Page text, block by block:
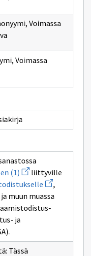
, Voimassa
, Voimassa
(1) Avaa
uuden
ikkunan
sivulle
koulutukseen
(1)
liittyville
Avaa
uuden
ikkunan
sivulle
,
ja muun muassa
ja
Tässä